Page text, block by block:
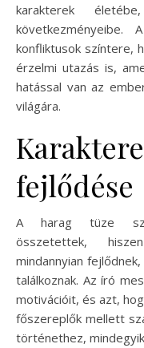
karakterek
konfliktusok színtere,
érzelmi utazás is,
hatással van az
világára.
fejlődése
A harag tüze
összetettek,
mindannyian
találkoznak. Az író
motivációit, és azt,
főszereplők mellett
történethez,